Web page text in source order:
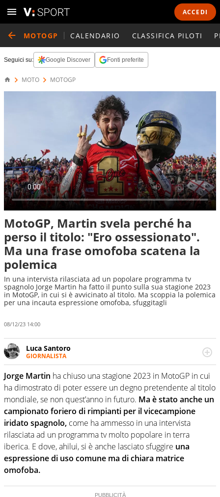
ACCEDI
MOTOGP CALENDARIO CLASSIFICA PILOTI
Seguici su: Google Discover Fonti preferite
MOTO MOTOGP
MotoGP, Martin svela perché ha
perso il titolo: "Ero ossessionato".
Ma una frase omofoba scatena la
polemica
In una intervista rilasciata ad un popolare programma tv
spagnolo Jorge Martin ha fatto il punto sulla sua stagione 2023
in MotoGP, in cui si è avvicinato al titolo. Ma scoppia la polemica
per una incauta espressione omofoba, sfuggitagli
08/12/23 14:00
Luca Santoro
GIORNALISTA
Esperto di Motorsport ma, più in generale, appassionato
di tutto ciò che sia Sport, anche senza il Motor. Dà il
meglio di sé quando la strada fa largo alle due o alle
quattro ruote
Jorge Martin ha chiuso una stagione 2023 in MotoGP in cui
ha dimostrato di poter essere un degno pretendente al titolo
mondiale, se non quest’anno in futuro. Ma è stato anche un
campionato foriero di rimpianti per il vicecampione
iridato spagnolo, come ha ammesso in una intervista
rilasciata ad un programma tv molto popolare in terra
iberica. E dove, ahilui, si è anche lasciato sfuggire una
espressione di uso comune ma di chiara matrice
omofoba.